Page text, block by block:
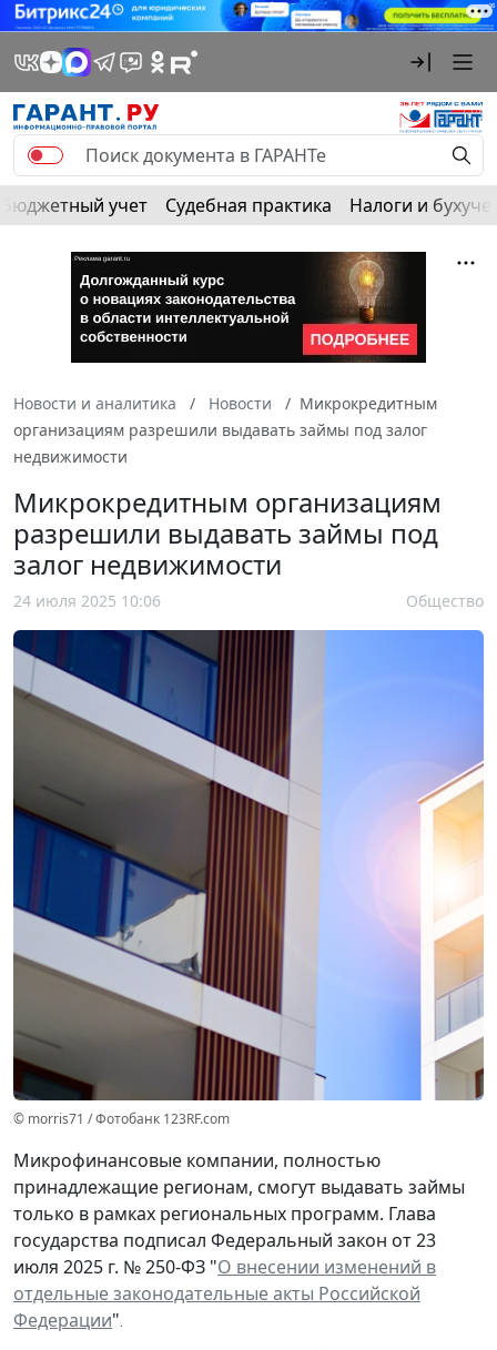
Бюджетный учет Судебная практика Налоги и
Новости и аналитика Новости
Микрокредитным
организациям разрешили выдавать займы под залог
недвижимости
Микрокредитным организациям
разрешили выдавать займы под
залог недвижимости
24 июля 2025 10:06 Общество
© morris71 / Фотобанк 123RF.com
Микрофинансовые компании, полностью
принадлежащие регионам, смогут выдавать займы
только в рамках региональных программ. Глава
государства подписал Федеральный закон от 23
июля 2025 г. № 250-ФЗ "О внесении изменений в
отдельные законодательные акты Российской
Федерации"